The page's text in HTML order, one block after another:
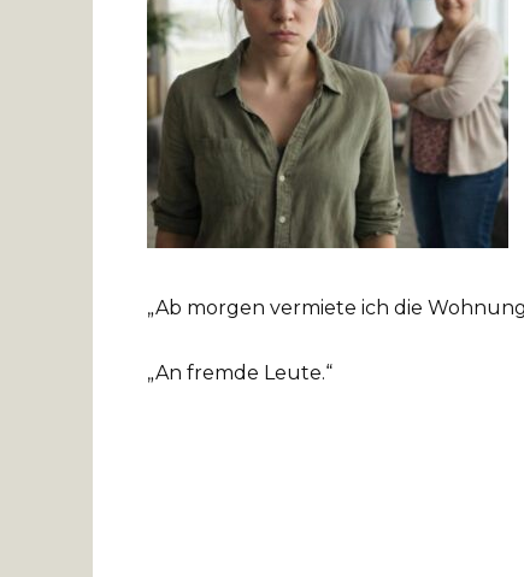
„Ab morgen vermiete ich die
„An fremde Leute.“